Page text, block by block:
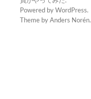
Powered byWordPress.
Theme byAnders Norén.